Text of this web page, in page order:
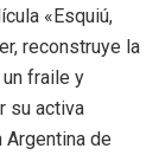
«Esquiú,
reconstruye la
fraile y
su activa
de